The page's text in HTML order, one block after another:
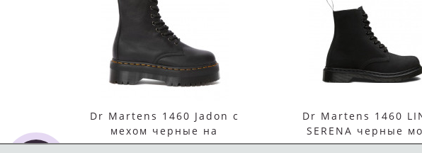
Dr Martens 1460 Jadon с
мехом черные на
платформе
Dr Martens 1460
SERENA черные